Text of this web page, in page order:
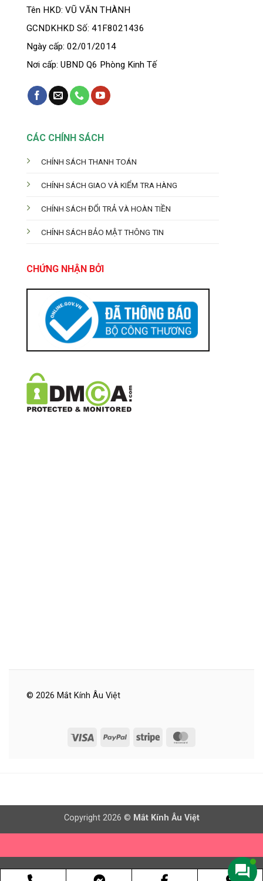
Tên HKD: VŨ VĂN THÀNH
GCNDKHKD Số: 41F8021436
Ngày cấp: 02/01/2014
Nơi cấp: UBND Q6 Phòng Kinh Tế
CÁC CHÍNH SÁCH
CHÍNH SÁCH THANH TOÁN
CHÍNH SÁCH GIAO VÀ KIỂM TRA HÀNG
CHÍNH SÁCH ĐỔI TRẢ VÀ HOÀN TIỀN
CHÍNH SÁCH BẢO MẬT THÔNG TIN
CHỨNG NHẬN BỞI
© 2026 Mắt Kính Âu Việt
Visa PayPal Stripe
Copyright 2026 © Mắt Kính Âu Việt